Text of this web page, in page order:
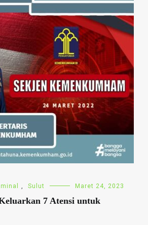
, Sulut Maret 24, 2023
7 Atensi untuk